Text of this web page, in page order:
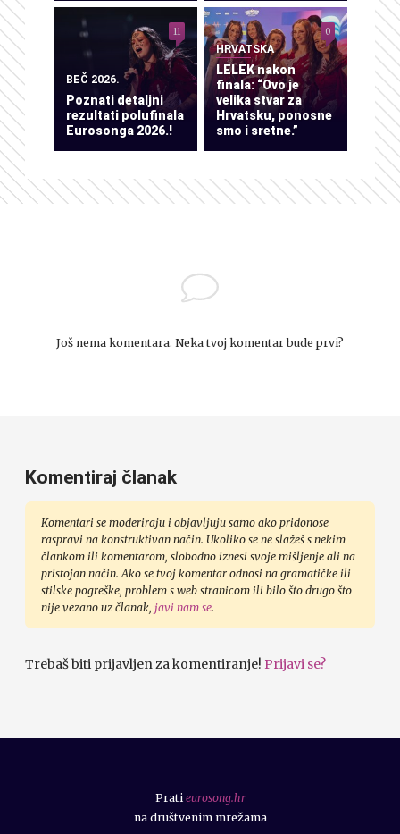
BEČ 2026.
Poznati detaljni
rezultati polufinala
Eurosonga 2026.!
11
HRVATSKA
LELEK nakon
finala: “Ovo je
velika stvar za
Hrvatsku, ponosne
smo i sretne.”
0
Još nema komentara. Neka tvoj komentar bude prvi?
Komentiraj članak
Komentari se moderiraju i objavljuju samo ako pridonose
raspravi na konstruktivan način. Ukoliko se ne slažeš s nekim
člankom ili komentarom, slobodno iznesi svoje mišljenje ali na
pristojan način. Ako se tvoj komentar odnosi na gramatičke ili
stilske pogreške, problem s web stranicom ili bilo što drugo što
nije vezano uz članak, javi nam se.
Trebaš biti prijavljen za komentiranje! Prijavi se?
Prati eurosong.hr
na društvenim mrežama